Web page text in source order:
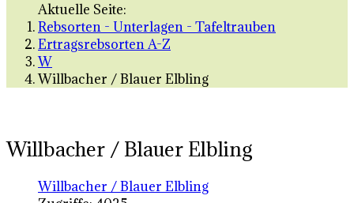
Aktuelle Seite:
Rebsorten - Unterlagen - Tafeltrauben
Ertragsrebsorten A-Z
W
Willbacher / Blauer Elbling
Willbacher / Blauer Elbling
Willbacher / Blauer Elbling